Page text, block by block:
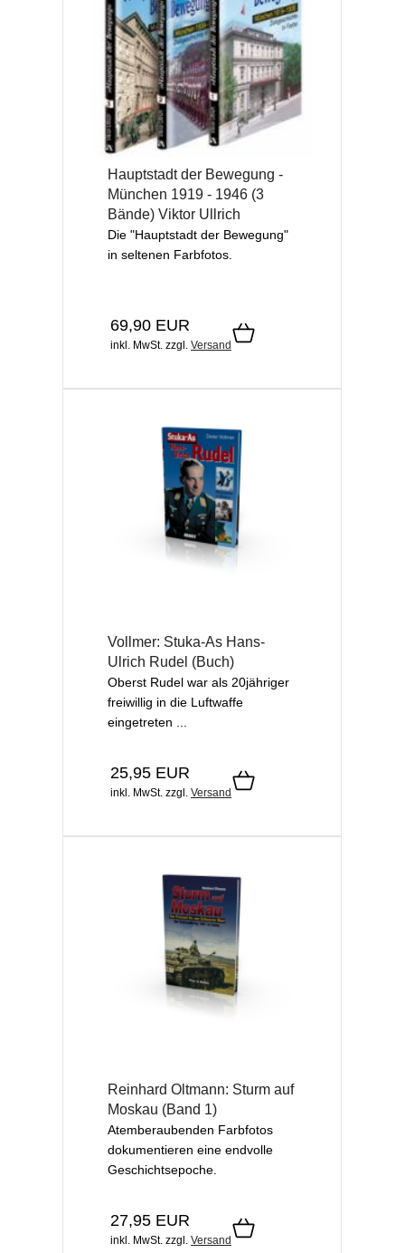
Hauptstadt der Bewegung -
München 1919 - 1946 (3
Bände) Viktor Ullrich
Die "Hauptstadt der Bewegung"
in seltenen Farbfotos.
69,90 EUR
inkl. MwSt. zzgl. Versand
Vollmer: Stuka-As Hans-
Ulrich Rudel (Buch)
Oberst Rudel war als 20jähriger
freiwillig in die Luftwaffe
eingetreten ...
25,95 EUR
inkl. MwSt. zzgl. Versand
Reinhard Oltmann: Sturm auf
Moskau (Band 1)
Atemberaubenden Farbfotos
dokumentieren eine endvolle
Geschichtsepoche.
27,95 EUR
inkl. MwSt. zzgl. Versand